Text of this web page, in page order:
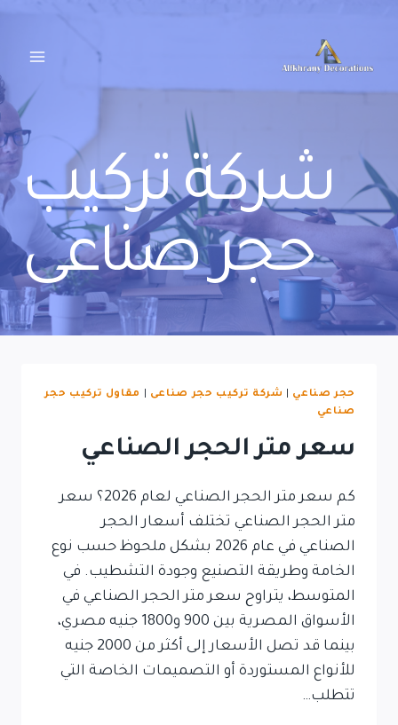
المحتوى
شركة تركيب
حجر صناعى
حجر صناعي شركة تركيب حجر صناعى
مقاول تركيب حجر
صناعي
سعر متر الحجر الصناعي
كم سعر متر الحجر الصناعي لعام 2026؟ سعر
متر الحجر الصناعي تختلف أسعار الحجر
الصناعي في عام 2026 بشكل ملحوظ حسب نوع
الخامة وطريقة التصنيع وجودة التشطيب. في
المتوسط، يتراوح سعر متر الحجر الصناعي في
الأسواق المصرية بين 900 و1800 جنيه مصري،
بينما قد تصل الأسعار إلى أكثر من 2000 جنيه
للأنواع المستوردة أو التصميمات الخاصة التي
تتطلب…